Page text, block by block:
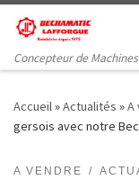
Passer au contenu
Concepteur de
Accueil»Actualités »A
gersois avec notre
A VENDRE